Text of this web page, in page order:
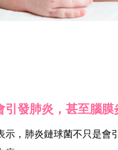
引發肺炎，甚至腦膜
示，肺炎鏈球菌不只是